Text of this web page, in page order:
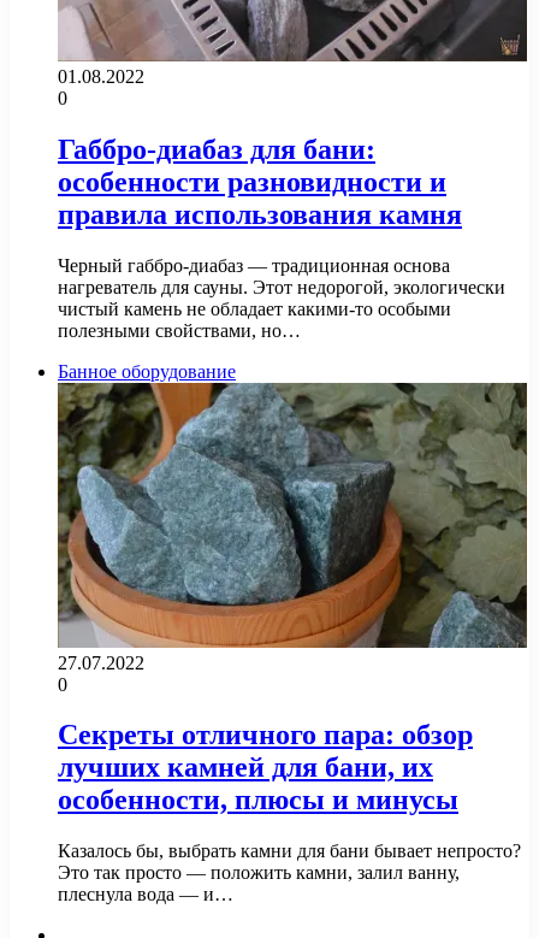
01.08.2022
0
Габбро-диабаз для бани:
особенности разновидности и
правила использования камня
Черный габбро-диабаз — традиционная основа
нагреватель для сауны. Этот недорогой, экологически
чистый камень не обладает какими-то особыми
полезными свойствами, но…
Банное оборудование
27.07.2022
0
Секреты отличного пара: обзор
лучших камней для бани, их
особенности, плюсы и минусы
Казалось бы, выбрать камни для бани бывает непросто?
Это так просто — положить камни, залил ванну,
плеснула вода — и…